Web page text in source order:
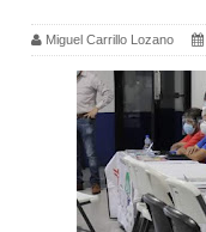
Miguel Carrillo Lozano